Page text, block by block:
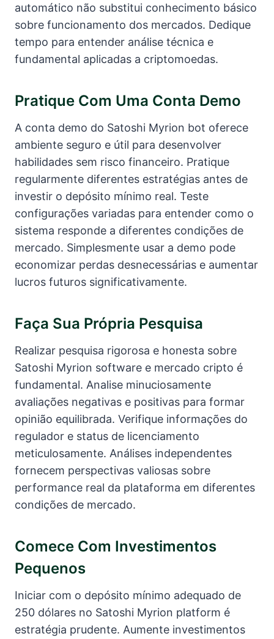
automático não substitui conhecimento básico
sobre funcionamento dos mercados. Dedique
tempo para entender análise técnica e
fundamental aplicadas a criptomoedas.
Pratique Com Uma Conta Demo
A conta demo do Satoshi Myrion bot oferece
ambiente seguro e útil para desenvolver
habilidades sem risco financeiro. Pratique
regularmente diferentes estratégias antes de
investir o depósito mínimo real. Teste
configurações variadas para entender como o
sistema responde a diferentes condições de
mercado. Simplesmente usar a demo pode
economizar perdas desnecessárias e aumentar
lucros futuros significativamente.
Faça Sua Própria Pesquisa
Realizar pesquisa rigorosa e honesta sobre
Satoshi Myrion software e mercado cripto é
fundamental. Analise minuciosamente
avaliações negativas e positivas para formar
opinião equilibrada. Verifique informações do
regulador e status de licenciamento
meticulosamente. Análises independentes
fornecem perspectivas valiosas sobre
performance real da plataforma em diferentes
condições de mercado.
Comece Com Investimentos
Pequenos
Iniciar com o depósito mínimo adequado de
250 dólares no Satoshi Myrion platform é
estratégia prudente. Aumente investimentos